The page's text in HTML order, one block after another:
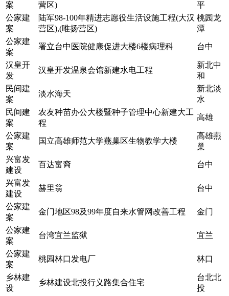
案
营区)
平
公家建
案
陆军98-100年精进志愿役生活设施工程(大汉
营区),(唯扬营区)
桃园龙
潭
公家建
案
署立台中医院健康促进大楼6楼病理科 台中
汉皇开
发
汉皇开发温泉会馆新建水电工程
新北中
和
民间建
案
淡水海天
新北淡
水
民间建
案
农友种苗办公大楼暨种子管理中心新建大工
程
高雄
公家建
案
国立高雄师范大学燕巢区生物教学大楼
高雄燕
巢
兴富发
建设
百达富裔 台中
兴富发
建设
赫里翁 台中
公家建
案
金门地区98及99年度自来水管网改善工程 金门
公家建
案
台湾宜兰监狱 宜兰
公家建
案
桃园林口发电厂 林口
乡林建
设
乡林建设北投行义路集合住宅
台北北
投